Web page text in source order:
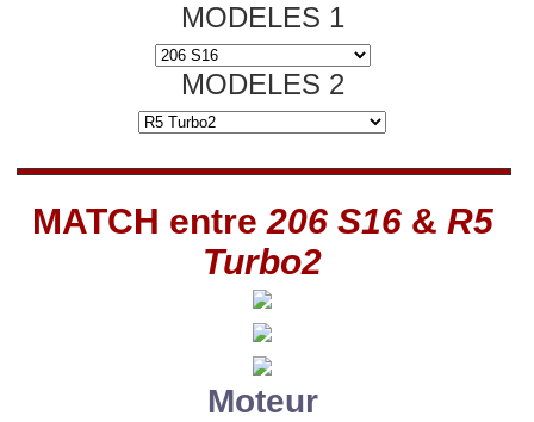
MODELES 1
MODELES 2
MATCH entre206 S16& R5
Turbo2
Moteur